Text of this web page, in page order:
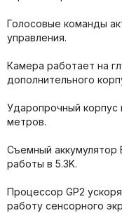
Голосовые команды
управления.
Камера работает на
дополнительного
Ударопрочный
метров.
Съемный аккумулятор
работы в 5.3K.
Процессор GP2
работу сенсорного